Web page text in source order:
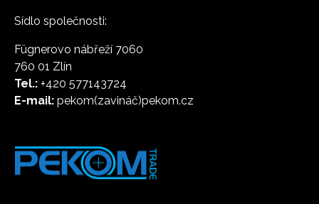
Sídlo společnosti:
Fügnerovo nábřeží 7060
760 01 Zlín
Tel.: +420 577143724
E-mail: pekom(zavináč)pekom.cz